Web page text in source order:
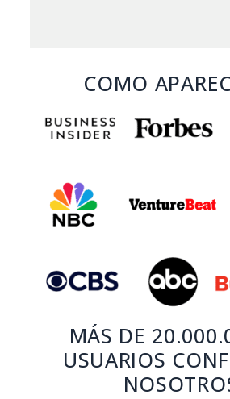
COMO
MÁS DE
USUARIOS